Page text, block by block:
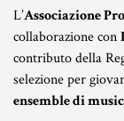
L’Associazione
collaborazione con
contributo della
selezione per
ensemble di